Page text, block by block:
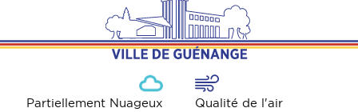
Partiellement Nuageux
Qualité de l'air